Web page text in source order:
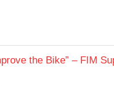
the Bike” – FIM